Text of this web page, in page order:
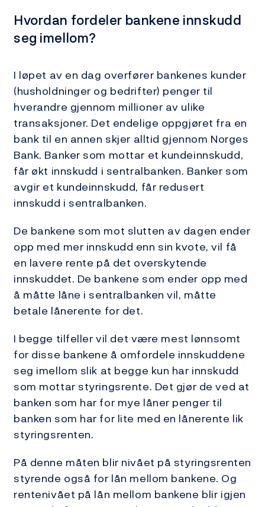
Hvordan fordeler bankene innskudd
seg imellom?
I løpet av en dag overfører bankenes kunder
(husholdninger og bedrifter) penger til
hverandre gjennom millioner av ulike
transaksjoner. Det endelige oppgjøret fra en
bank til en annen skjer alltid gjennom Norges
Bank. Banker som mottar et kundeinnskudd,
får økt innskudd i sentralbanken. Banker som
avgir et kundeinnskudd, får redusert
innskudd i sentralbanken.
De bankene som mot slutten av dagen ender
opp med mer innskudd enn sin kvote, vil få
en lavere rente på det overskytende
innskuddet. De bankene som ender opp med
å måtte låne i sentralbanken vil, måtte
betale lånerente for det.
I begge tilfeller vil det være mest lønnsomt
for disse bankene å omfordele innskuddene
seg imellom slik at begge kun har innskudd
som mottar styringsrente. Det gjør de ved at
banken som har for mye låner penger til
banken som har for lite med en lånerente lik
styringsrenten.
På denne måten blir nivået på styringsrenten
styrende også for lån mellom bankene. Og
rentenivået på lån mellom bankene blir igjen